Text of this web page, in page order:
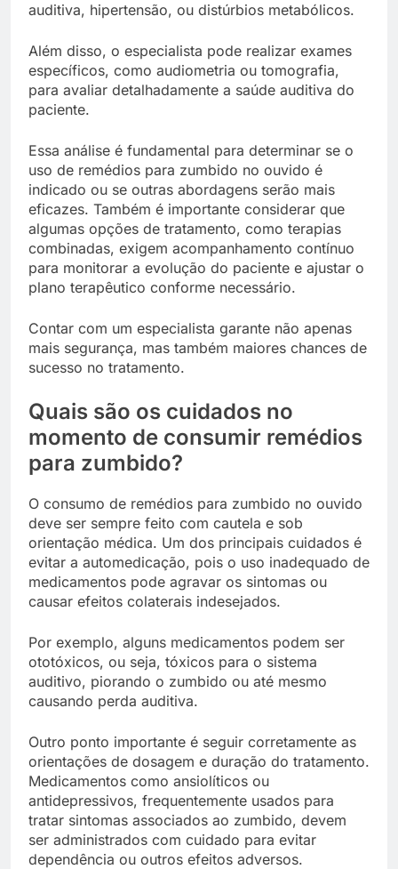
auditiva, hipertensão, ou distúrbios metabólicos.
Além disso, o especialista pode realizar exames
específicos, como audiometria ou tomografia,
para avaliar detalhadamente a saúde auditiva do
paciente.
Essa análise é fundamental para determinar se o
uso de remédios para zumbido no ouvido é
indicado ou se outras abordagens serão mais
eficazes. Também é importante considerar que
algumas opções de tratamento, como terapias
combinadas, exigem acompanhamento contínuo
para monitorar a evolução do paciente e ajustar o
plano terapêutico conforme necessário.
Contar com um especialista garante não apenas
mais segurança, mas também maiores chances de
sucesso no tratamento.
Quais são os cuidados no
momento de consumir remédios
para zumbido?
O consumo de remédios para zumbido no ouvido
deve ser sempre feito com cautela e sob
orientação médica. Um dos principais cuidados é
evitar a automedicação, pois o uso inadequado de
medicamentos pode agravar os sintomas ou
causar efeitos colaterais indesejados.
Por exemplo, alguns medicamentos podem ser
ototóxicos, ou seja, tóxicos para o sistema
auditivo, piorando o zumbido ou até mesmo
causando perda auditiva.
Outro ponto importante é seguir corretamente as
orientações de dosagem e duração do tratamento.
Medicamentos como ansiolíticos ou
antidepressivos, frequentemente usados para
tratar sintomas associados ao zumbido, devem
ser administrados com cuidado para evitar
dependência ou outros efeitos adversos.